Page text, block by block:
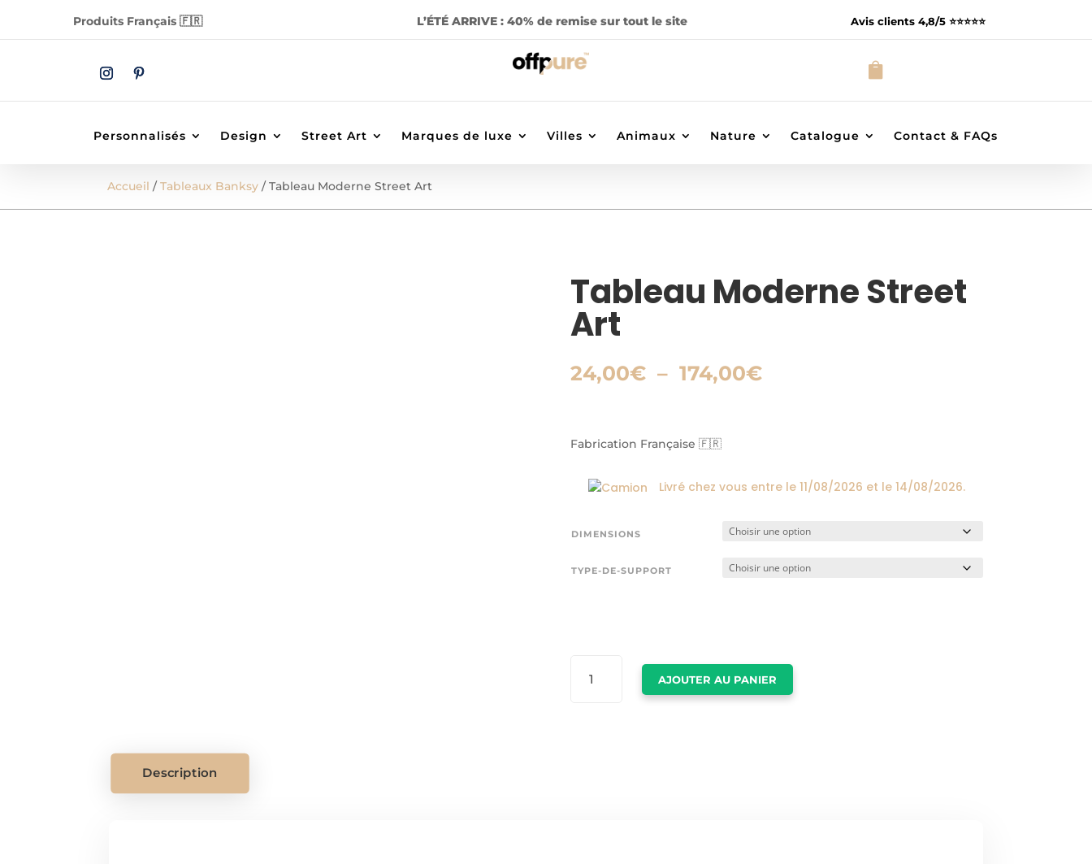
Produits Français 🇫🇷 L’ÉTÉ ARRIVE : 40% de remise sur tout le site Avis clients 4,8/5 ⭐️⭐️⭐️⭐️⭐️

Personnalisés Design Street Art Marques de luxe Villes Animaux Nature Catalogue Contact & FAQs
Accueil /Tableaux Banksy / Tableau Moderne Street Art
Tableau Moderne Street
Art
24,00€ – 174,00€Plage
Fabrication Française 🇫🇷
Livré chez vous entre le 11/08/2026 et le 14/08/2026.
DIMENSIONS
TYPE-DE-SUPPORT
AJOUTER AU PANIER
Description